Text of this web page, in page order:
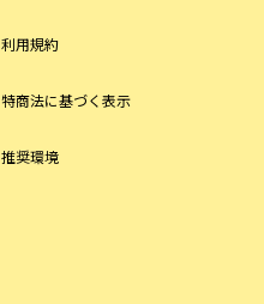
利用規約
特商法に基づく表示
推奨環境